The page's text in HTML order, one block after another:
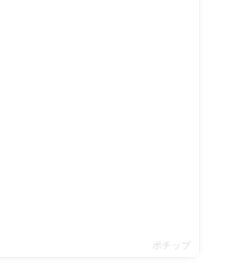
ポチップ